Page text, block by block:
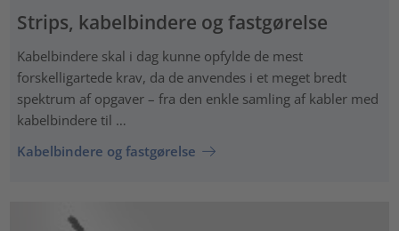
Strips, kabelbindere og fastgørelse
Kabelbindere skal i dag kunne opfylde de mest
forskelligartede krav, da de anvendes i et meget bredt
spektrum af opgaver – fra den enkle samling af kabler med
kabelbindere til …
Kabelbindere og fastgørelse